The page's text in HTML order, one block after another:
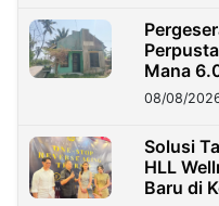
Mana
Kini?
08/08/
Solusi
HLL
Baru di